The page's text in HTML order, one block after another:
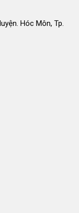
Hóc Môn, Tp.